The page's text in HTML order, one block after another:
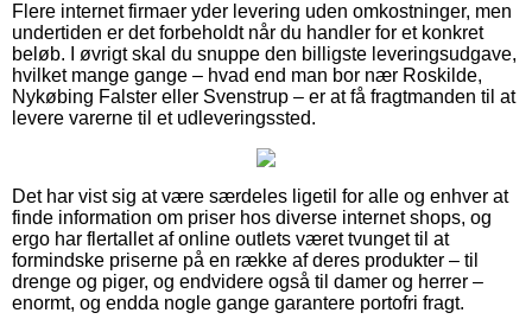
Flere internet firmaer yder levering uden omkostninger, men
undertiden er det forbeholdt når du handler for et konkret
beløb. I øvrigt skal du snuppe den billigste leveringsudgave,
hvilket mange gange – hvad end man bor nær Roskilde,
Nykøbing Falster eller Svenstrup – er at få fragtmanden til at
levere varerne til et udleveringssted.
Det har vist sig at være særdeles ligetil for alle og enhver at
finde information om priser hos diverse internet shops, og
ergo har flertallet af online outlets været tvunget til at
formindske priserne på en række af deres produkter – til
drenge og piger, og endvidere også til damer og herrer –
enormt, og endda nogle gange garantere portofri fragt.